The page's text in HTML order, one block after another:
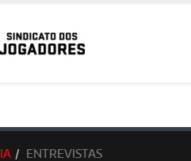
ENTREVISTAS